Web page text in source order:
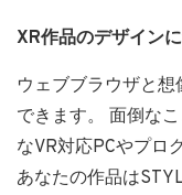
XR作品のデザイン
ウェブブラウザと
できます。 面倒な
なVR対応PCやプロ
あなたの作品は